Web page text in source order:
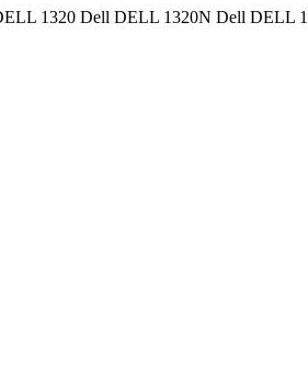
DELL 1320 Dell DELL 1320N Dell DELL